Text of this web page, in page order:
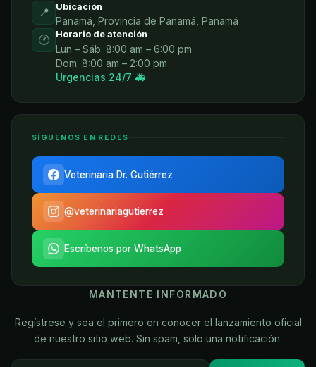
📍 Ubicación
Panamá, Provincia de Panamá, Panamá
🕐 Horario de atención
Lun – Sáb: 8:00 am – 6:00 pm
Dom: 8:00 am – 2:00 pm
Urgencias 24/7 🚑
SÍGUENOS EN REDES
Veterinaria Dr. Gutiérrez
@veterinariagutierrez
Escríbenos por WhatsApp
MANTENTE INFORMADO
Regístrese y sea el primero en conocer el lanzamiento oficial
de nuestro sitio web. Sin spam, solo una notificación.